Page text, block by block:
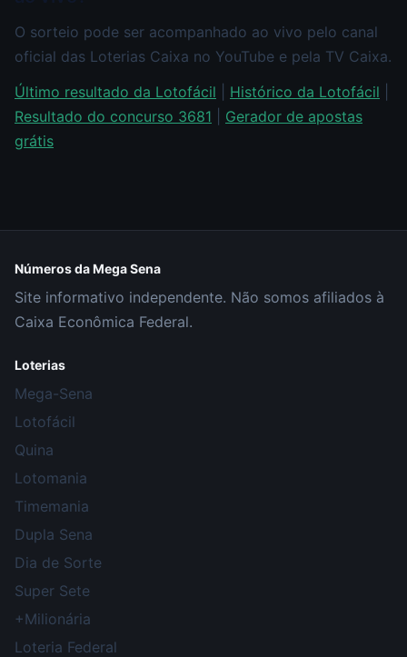
O sorteio pode ser acompanhado ao vivo pelo canal
oficial das Loterias Caixa no YouTube e pela TV Caixa.
Último resultado da Lotofácil
Histórico da Lotofácil
Resultado do concurso 3681
Gerador de apostas
grátis
Números da Mega Sena
Site informativo independente. Não somos afiliados à
Caixa Econômica Federal.
Loterias
Mega-Sena
Lotofácil
Quina
Lotomania
Timemania
Dupla Sena
Dia de Sorte
Super Sete
+Milionária
Loteria Federal